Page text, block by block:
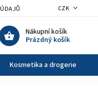
VÝMĚNA A VRÁCENÍ
CZK
Nákupní košík
Prázdný košík
Kosmetika a drogerie